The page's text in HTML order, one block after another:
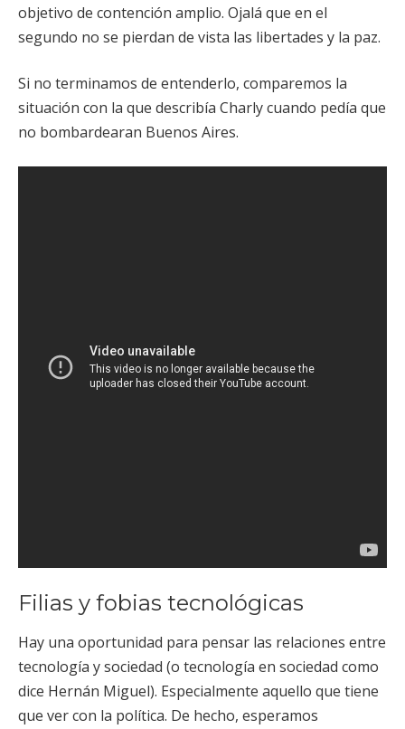
objetivo de contención amplio. Ojalá que en el
segundo no se pierdan de vista las libertades y la paz.
Si no terminamos de entenderlo, comparemos la
situación con la que describía Charly cuando pedía que
no bombardearan Buenos Aires.
Filias y fobias tecnológicas
Hay una oportunidad para pensar las relaciones entre
tecnología y sociedad (o tecnología en sociedad como
dice Hernán Miguel). Especialmente aquello que tiene
que ver con la política. De hecho, esperamos